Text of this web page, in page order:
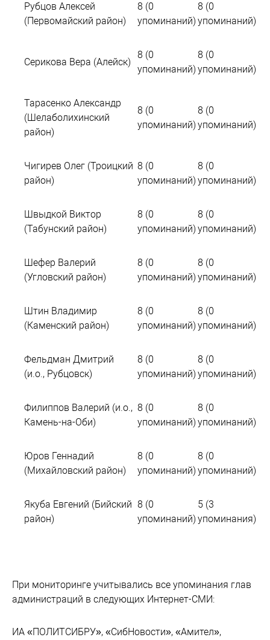
Рубцов Алексей
(Первомайский район)
8 (0
упоминаний)
8 (0
упоминаний)
Серикова Вера (Алейск)
8 (0
упоминаний)
8 (0
упоминаний)
Тарасенко Александр
(Шелаболихинский
район)
8 (0
упоминаний)
8 (0
упоминаний)
Чигирев Олег (Троицкий
район)
8 (0
упоминаний)
8 (0
упоминаний)
Швыдкой Виктор
(Табунский район)
8 (0
упоминаний)
8 (0
упоминаний)
Шефер Валерий
(Угловский район)
8 (0
упоминаний)
8 (0
упоминаний)
Штин Владимир
(Каменский район)
8 (0
упоминаний)
8 (0
упоминаний)
Фельдман Дмитрий
(и.о., Рубцовск)
8 (0
упоминаний)
8 (0
упоминаний)
Филиппов Валерий (и.о.,
Камень-на-Оби)
8 (0
упоминаний)
8 (0
упоминаний)
Юров Геннадий
(Михайловский район)
8 (0
упоминаний)
8 (0
упоминаний)
Якуба Евгений (Бийский
район)
8 (0
упоминаний)
5 (3
упоминания)
При мониторинге учитывались все упоминания глав
администраций в следующих Интернет-СМИ:
ИА «ПОЛИТСИБРУ», «СибНовости», «Амител»,